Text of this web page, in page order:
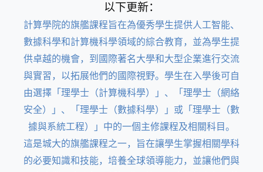
以下更新：
計算學院的旗艦課程旨在為優秀學生提供人工智能、
數據科學和計算機科學領域的綜合教育，並為學生提
供卓越的機會，到國際著名大學和大型企業進行交流
與實習，以拓展他們的國際視野。學生在入學後可自
由選擇「理學士（計算機科學）」、「理學士（網絡
安全）」、「理學士（數據科學）」或「理學士（數
據與系統工程）」中的一個主修課程及相關科目。
這是城大的旗艦課程之一，旨在讓學生掌握相關學科
的必要知識和技能，培養全球領導能力，並讓他們與